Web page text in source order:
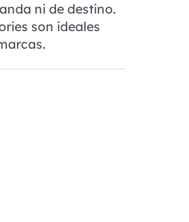
ni de destino.
son ideales